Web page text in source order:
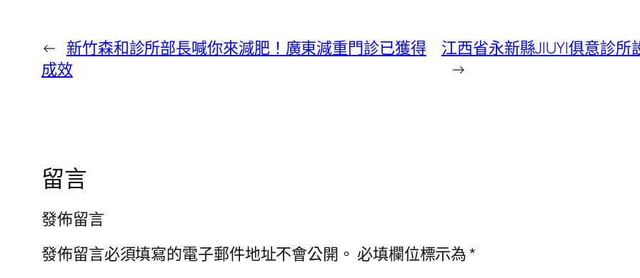
← 新竹森和診所部長喊你來減肥！廣東減重門診已獲得
成效
江西省永新縣JIUYI俱意診
→
留言
發佈留言
發佈留言必須填寫的電子郵件地址不會公開。 必填欄位標示為*